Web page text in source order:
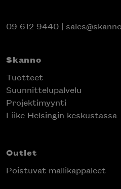
09 612 9440 |
Skanno
Tuotteet
Suunnittelupalvelu
Projektimyynti
Liike Helsingin keskustassa
Outlet
Poistuvat mallikappaleet